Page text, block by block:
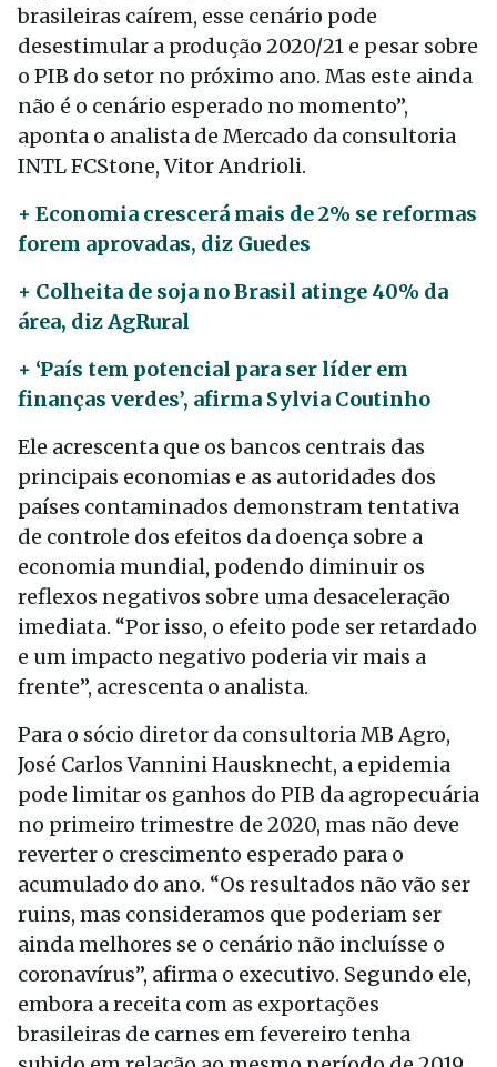
brasileiras caírem, esse cenário pode
desestimular a produção 2020/21 e pesar sobre
o PIB do setor no próximo ano. Mas este ainda
não é o cenário esperado no momento”,
aponta o analista de Mercado da consultoria
INTL FCStone, Vitor Andrioli.
+ Economia crescerá mais de 2% se reformas
forem aprovadas, diz Guedes
+ Colheita de soja no Brasil atinge 40% da
área, diz AgRural
+ ‘País tem potencial para ser líder em
finanças verdes’, afirma Sylvia Coutinho
Ele acrescenta que os bancos centrais das
principais economias e as autoridades dos
países contaminados demonstram tentativa
de controle dos efeitos da doença sobre a
economia mundial, podendo diminuir os
reflexos negativos sobre uma desaceleração
imediata. “Por isso, o efeito pode ser retardado
e um impacto negativo poderia vir mais a
frente”, acrescenta o analista.
Para o sócio diretor da consultoria MB Agro,
José Carlos Vannini Hausknecht, a epidemia
pode limitar os ganhos do PIB da agropecuária
no primeiro trimestre de 2020, mas não deve
reverter o crescimento esperado para o
acumulado do ano. “Os resultados não vão ser
ruins, mas consideramos que poderiam ser
ainda melhores se o cenário não incluísse o
coronavírus”, afirma o executivo. Segundo ele,
embora a receita com as exportações
brasileiras de carnes em fevereiro tenha